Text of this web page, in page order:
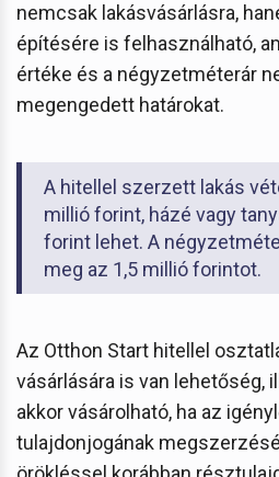
nemcsak lakásvásárlásra,
építésére is felhasználható,
értéke és a négyzetméterár
megengedett határokat.
A hitellel szerzett lakás
millió forint, házé vagy
forint lehet. A
meg az 1,5 millió forintot.
Az Otthon Start hitellel
vásárlására is van lehetőség,
akkor vásárolható, ha az
tulajdonjogának